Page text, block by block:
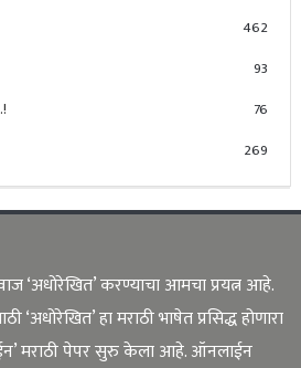
462
93
76
269
‘अधोरेखित’ करण्याचा आमचा प्रयत्न आहे.
‘अधोरेखित’ हा मराठी भाषेत प्रसिद्ध होणारा
मराठी पेपर सुरु केला आहे. ऑनलाईन